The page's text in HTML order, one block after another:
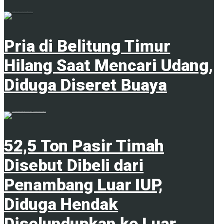
Pria di Belitung Timur
Hilang Saat Mencari Udang,
Diduga Diseret Buaya
52,5 Ton Pasir Timah
Disebut Dibeli dari
Penambang Luar IUP,
Diduga Hendak